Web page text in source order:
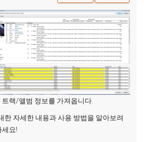
랙/앨범 정보를 가져옵니다.
한 자세한 내용과 사용 방법을 알아보려
세요!